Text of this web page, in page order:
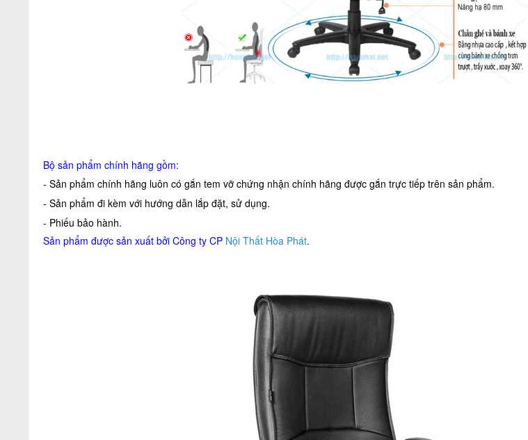
Bộ sản phẩm chính hãng gồm:
- Sản phẩm chính hãng luôn có gắn tem vỡ chứng nhận chính hãng được gắn trực tiếp trên sản phẩm.
- Sản phẩm đi kèm với hướng dẫn lắp đặt, sử dụng.
- Phiếu bảo hành.
Sản phẩm được sản xuất bởi Công ty CP Nội Thất Hòa Phát.